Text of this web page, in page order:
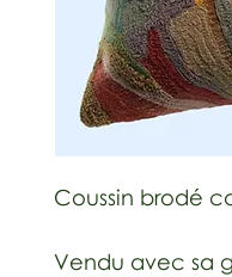
Coussin brodé
Vendu avec sa